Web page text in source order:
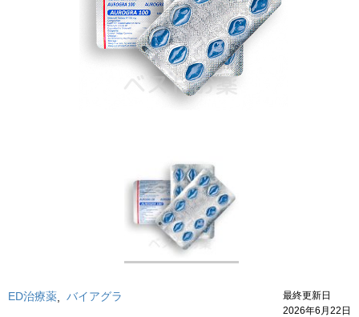
ED治療薬 バイアグラ
最終更新日
2026年6月22日